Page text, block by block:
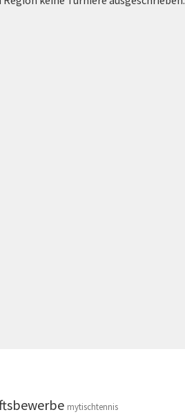
mytischtennis